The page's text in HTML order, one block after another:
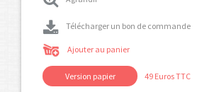
Télécharger un bon de commande
Ajouter au panier
Version papier 49 Euros TTC